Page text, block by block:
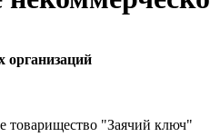
организаций
товарищество "Заячий ключ"